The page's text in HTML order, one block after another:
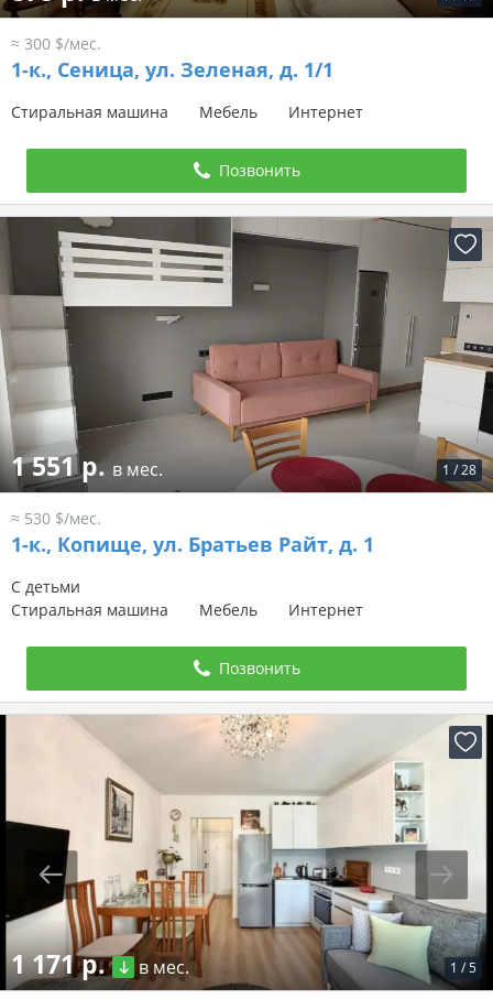
≈ 300 $/мес.
1-к., Сеница, ул. Зеленая, д. 1/1
Стиральная машина Мебель Интернет
Позвонить
1 /28
1 551 р.в мес.
≈ 530 $/мес.
1-к., Копище, ул. Братьев Райт, д. 1
С детьми
Стиральная машина
Мебель Интернет
Позвонить
1 /5
1 171 р. в мес.